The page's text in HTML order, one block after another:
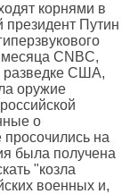
корнями в
президент Путин
CNBC,
разведке США,
оружие
о
на
была получена
"козла
военных и,